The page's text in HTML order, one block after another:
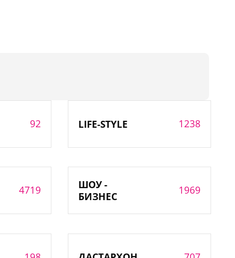
92 LIFE-STYLE 1238
4719
ШОУ -
БИЗНЕС
1969